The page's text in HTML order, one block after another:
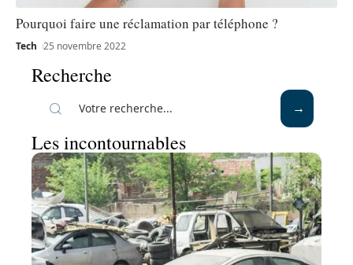
Pourquoi faire une réclamation par téléphone ?
Tech 25 novembre 2022
Recherche
Les incontournables